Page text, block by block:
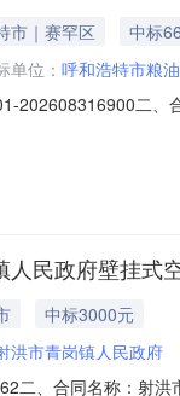
市｜赛罕区
中标
单位： 呼和浩特市粮
202608316900二
古迅翔电子科技有
民政府壁挂式
中标3000元
洪市青岗镇人民政府
二、合同名称：射